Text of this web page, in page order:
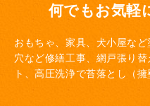
何でもお気軽
おもちゃ、家具、犬小屋な
穴など修繕工事、網戸張り替
ト、高圧洗浄で苔落とし（